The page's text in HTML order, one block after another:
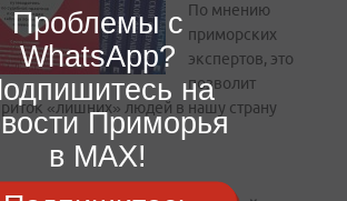
По мнению
приморских
экспертов, это
позволит
«лишних» людей в нашу страну
Проблемы с
WhatsApp?
на
Приморья
в MAX!